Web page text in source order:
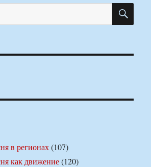
в регионах(107)
как движение(120)